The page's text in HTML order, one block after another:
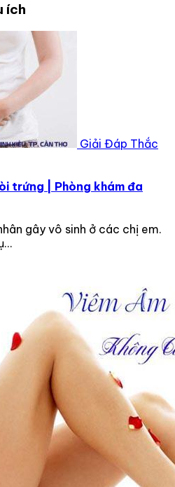
ích
Giải Đáp Thắc
trứng | Phòng khám đa
gây vô sinh ở các chị em.